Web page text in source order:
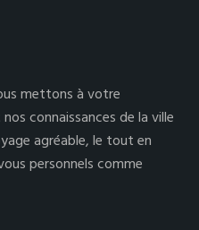
mettons à votre
connaissances de la ville
agréable, le tout en
personnels comme